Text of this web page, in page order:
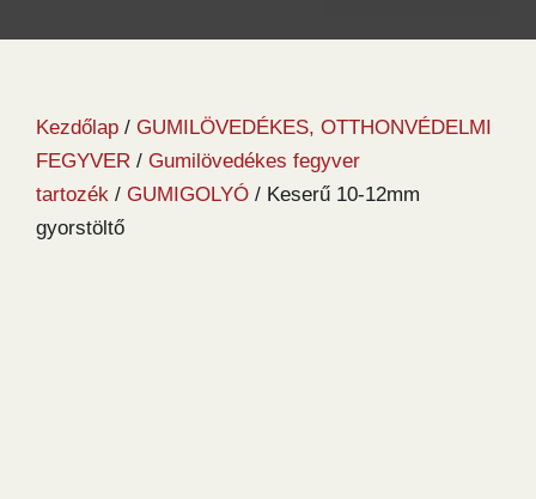
Kezdőlap / GUMILÖVEDÉKES, OTTHONVÉDELMI
FEGYVER / Gumilövedékes fegyver
tartozék / GUMIGOLYÓ / Keserű 10-12mm
gyorstöltő